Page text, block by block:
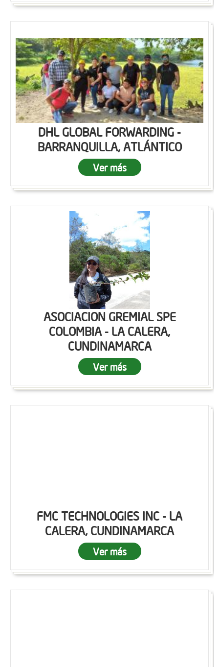
DHL GLOBAL FORWARDING -
BARRANQUILLA, ATLÁNTICO
Ver más
ASOCIACION GREMIAL SPE
COLOMBIA - LA CALERA,
CUNDINAMARCA
Ver más
FMC TECHNOLOGIES INC - LA
CALERA, CUNDINAMARCA
Ver más